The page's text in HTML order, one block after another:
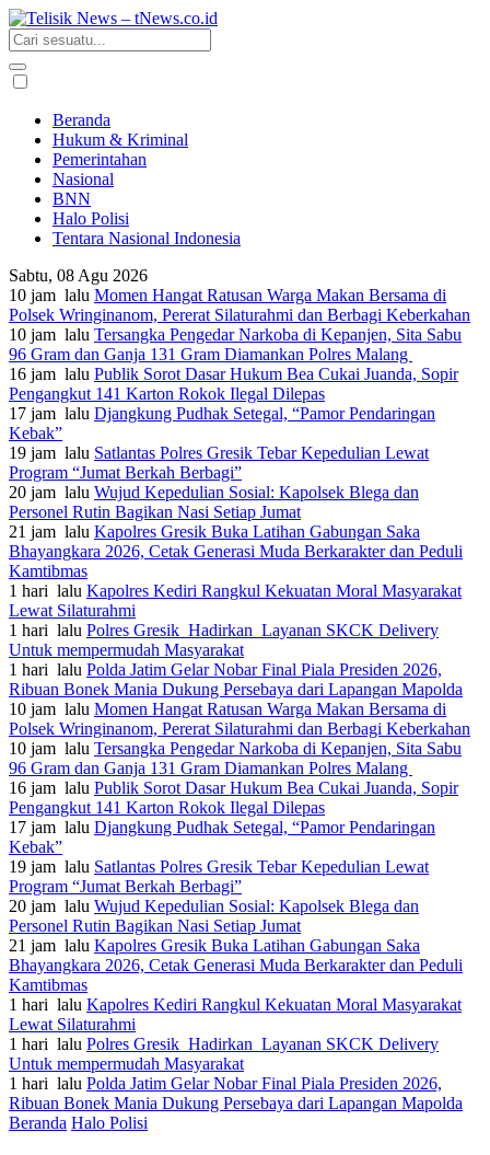
Beranda
Hukum & Kriminal
Pemerintahan
Nasional
BNN
Halo Polisi
Tentara Nasional Indonesia
Sabtu, 08 Agu 2026
10 jam lalu Momen Hangat Ratusan Warga Makan Bersama di
Polsek Wringinanom, Pererat Silaturahmi dan Berbagi Keberkahan
10 jam lalu Tersangka Pengedar Narkoba di Kepanjen, Sita Sabu
96 Gram dan Ganja 131 Gram Diamankan Polres Malang
16 jam lalu Publik Sorot Dasar Hukum Bea Cukai Juanda, Sopir
Pengangkut 141 Karton Rokok Ilegal Dilepas
17 jam lalu Djangkung Pudhak Setegal, “Pamor Pendaringan
Kebak”
19 jam lalu Satlantas Polres Gresik Tebar Kepedulian Lewat
Program “Jumat Berkah Berbagi”
20 jam lalu Wujud Kepedulian Sosial: Kapolsek Blega dan
Personel Rutin Bagikan Nasi Setiap Jumat
21 jam lalu Kapolres Gresik Buka Latihan Gabungan Saka
Bhayangkara 2026, Cetak Generasi Muda Berkarakter dan Peduli
Kamtibmas
1 hari lalu Kapolres Kediri Rangkul Kekuatan Moral Masyarakat
Lewat Silaturahmi
1 hari lalu Polres Gresik Hadirkan Layanan SKCK Delivery
Untuk mempermudah Masyarakat
1 hari lalu Polda Jatim Gelar Nobar Final Piala Presiden 2026,
Ribuan Bonek Mania Dukung Persebaya dari Lapangan Mapolda
10 jam lalu Momen Hangat Ratusan Warga Makan Bersama di
Polsek Wringinanom, Pererat Silaturahmi dan Berbagi Keberkahan
10 jam lalu Tersangka Pengedar Narkoba di Kepanjen, Sita Sabu
96 Gram dan Ganja 131 Gram Diamankan Polres Malang
16 jam lalu Publik Sorot Dasar Hukum Bea Cukai Juanda, Sopir
Pengangkut 141 Karton Rokok Ilegal Dilepas
17 jam lalu Djangkung Pudhak Setegal, “Pamor Pendaringan
Kebak”
19 jam lalu Satlantas Polres Gresik Tebar Kepedulian Lewat
Program “Jumat Berkah Berbagi”
20 jam lalu Wujud Kepedulian Sosial: Kapolsek Blega dan
Personel Rutin Bagikan Nasi Setiap Jumat
21 jam lalu Kapolres Gresik Buka Latihan Gabungan Saka
Bhayangkara 2026, Cetak Generasi Muda Berkarakter dan Peduli
Kamtibmas
1 hari lalu Kapolres Kediri Rangkul Kekuatan Moral Masyarakat
Lewat Silaturahmi
1 hari lalu Polres Gresik Hadirkan Layanan SKCK Delivery
Untuk mempermudah Masyarakat
1 hari lalu Polda Jatim Gelar Nobar Final Piala Presiden 2026,
Ribuan Bonek Mania Dukung Persebaya dari Lapangan Mapolda
Beranda Halo Polisi